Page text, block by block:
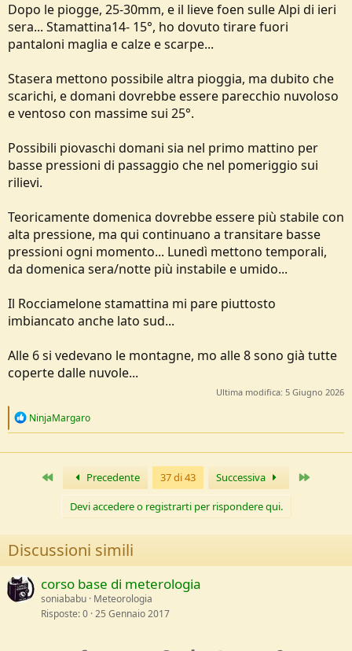
Dopo le piogge, 25-30mm, e il lieve foen sulle Alpi di ieri
sera... Stamattina14- 15°, ho dovuto tirare fuori
pantaloni maglia e calze e scarpe...
Stasera mettono possibile altra pioggia, ma dubito che
scarichi, e domani dovrebbe essere parecchio nuvoloso
e ventoso con massime sui 25°.
Possibili piovaschi domani sia nel primo mattino per
basse pressioni di passaggio che nel pomeriggio sui
rilievi.
Teoricamente domenica dovrebbe essere più stabile con
alta pressione, ma qui continuano a transitare basse
pressioni ogni momento... Lunedì mettono temporali,
da domenica sera/notte più instabile e umido...
Il Rocciamelone stamattina mi pare piuttosto
imbiancato anche lato sud...
Alle 6 si vedevano le montagne, mo alle 8 sono già tutte
coperte dalle nuvole...
Ultima modifica: 5 Giugno 2026
R
c
NinjaMargaro
Primo Precedente 37 di 43 Successiva
Devi accedere o registrarti per rispondere qui.
Discussioni simili
corso base di meterologia
soniababu Meteorologia
Risposte 0 25 Gennaio 2017